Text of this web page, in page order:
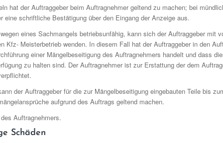
hat der Auftraggeber beim Auftragnehmer geltend zu machen; bei
eine schriftliche Bestätigung über den Eingang der Anzeige aus.
eines Sachmangels betriebsunfähig, kann sich der Auftraggeber mit
Kfz- Meisterbetrieb wenden. In diesem Fall hat der Auftraggeber in den
einer Mängelbeseitigung des Auftragnehmers handelt und dass
zu halten sind. Der Auftragnehmer ist zur Erstattung der dem
der Auftraggeber für die zur Mängelbeseitigung eingebauten Teile bis
aufgrund des Auftrags geltend machen.
Auftragnehmers.
Schäden